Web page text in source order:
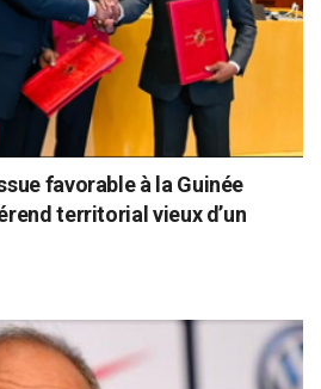
favorable à la Guinée
territorial vieux d’un